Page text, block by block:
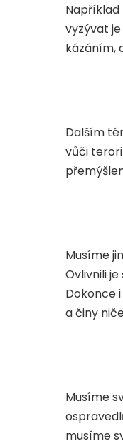
Například
vyzývat
kázáním,
Dalším
vůči
Musíme
Ovlivnili
Dokonce
a činy
Musíme
musíme